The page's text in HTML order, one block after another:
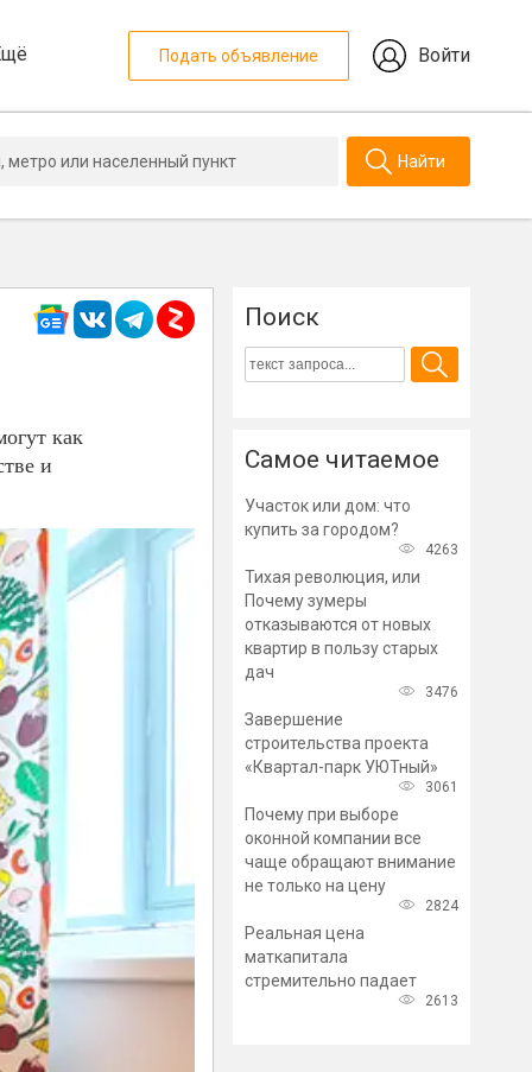
Подать объявление Войти
Найти
как
и
Поиск
Самое читаемое
Участок или дом: что
купить за городом?
4263
Тихая революция, или
Почему зумеры
отказываются от новых
квартир в пользу старых
дач
3476
Завершение
строительства проекта
«Квартал-парк УЮТный»
3061
Почему при выборе
оконной компании все
чаще обращают внимание
не только на цену
2824
Реальная цена
маткапитала
стремительно падает
2613